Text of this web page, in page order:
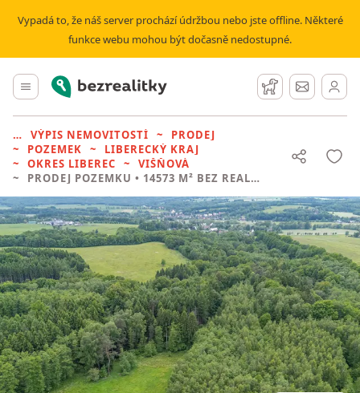
Vypadá to, že náš server prochází údržbou nebo jste offline. Některé
funkce webu mohou být dočasně nedostupné.
Hlavní menu
Bezrealitky Hlídací pes
Zprávy
VÝPIS NEMOVITOSTÍ
PRODEJ
POZEMEK
LIBERECKÝ KRAJ
OKRES LIBEREC
VIŠŇOVÁ
PRODEJ POZEMKU • 14573 M² BEZ REALITKY